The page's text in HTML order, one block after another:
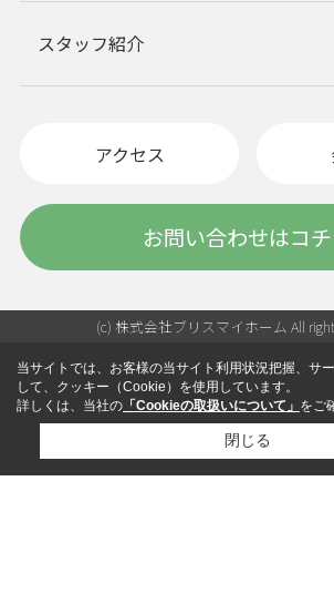
スタッフ紹介
アクセス
お問い合わせはコ
(c) 株式会社ブリスマイホーム All
当サイトでは、お客様の当サイト利用状況把握、サ
して、クッキー（Cookie）を使用しています。
詳しくは、当社の 「Cookieの取扱いについて」 をご
閉じる